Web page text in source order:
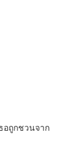
อถูกชวนจาก